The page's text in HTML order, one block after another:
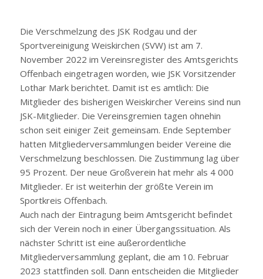
Die Verschmelzung des JSK Rodgau und der
Sportvereinigung Weiskirchen (SVW) ist am 7.
November 2022 im Vereinsregister des Amtsgerichts
Offenbach eingetragen worden, wie JSK Vorsitzender
Lothar Mark berichtet. Damit ist es amtlich: Die
Mitglieder des bisherigen Weiskircher Vereins sind nun
JSK-Mitglieder. Die Vereinsgremien tagen ohnehin
schon seit einiger Zeit gemeinsam. Ende September
hatten Mitgliederversammlungen beider Vereine die
Verschmelzung beschlossen. Die Zustimmung lag über
95 Prozent. Der neue Großverein hat mehr als 4 000
Mitglieder. Er ist weiterhin der größte Verein im
Sportkreis Offenbach.
Auch nach der Eintragung beim Amtsgericht befindet
sich der Verein noch in einer Übergangssituation. Als
nächster Schritt ist eine außerordentliche
Mitgliederversammlung geplant, die am 10. Februar
2023 stattfinden soll. Dann entscheiden die Mitglieder